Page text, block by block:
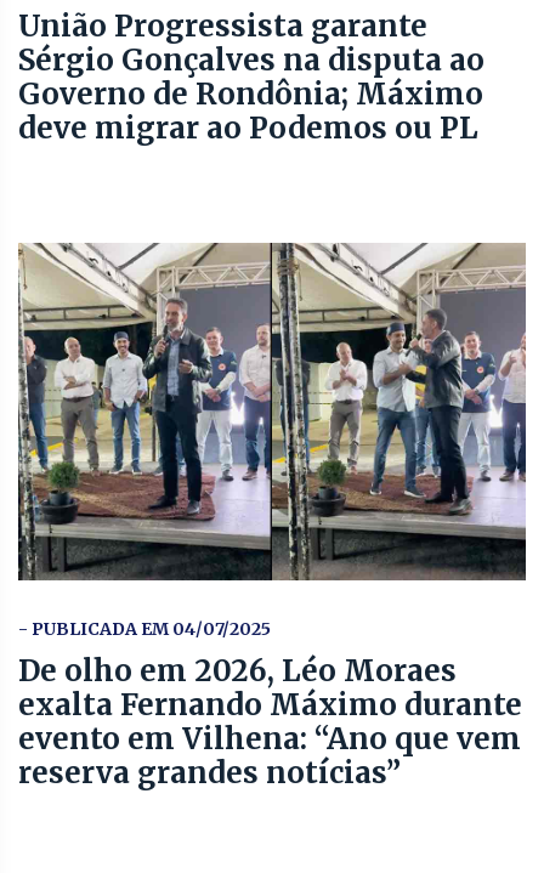
União Progressista garante
Sérgio Gonçalves na disputa ao
Governo de Rondônia; Máximo
deve migrar ao Podemos ou PL
- PUBLICADA EM 04/07/2025
De olho em 2026, Léo Moraes
exalta Fernando Máximo durante
evento em Vilhena: “Ano que vem
reserva grandes notícias”